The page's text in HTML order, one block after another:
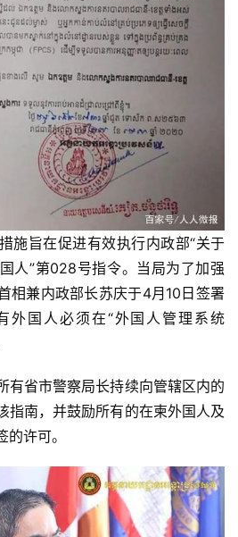
施旨在促进有效执行内政部“关于
人”第028号指令。 当局为了加强
相兼内政部长苏庆于4月10日签署
外国人必须在“外国人管理系统
有省市警察局长持续向管辖区内的
指南，并鼓励所有的在柬外国人及
许可。